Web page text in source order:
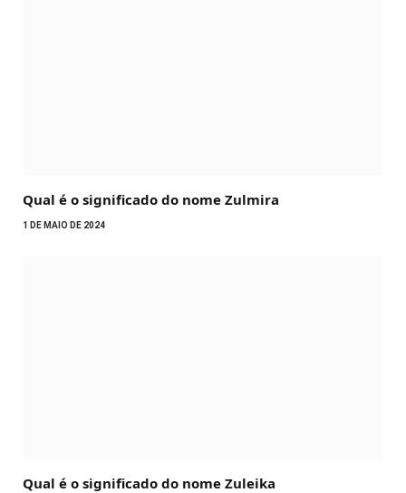
Qual é o significado do nome Zulmira
1 DE MAIO DE 2024
Qual é o significado do nome Zuleika